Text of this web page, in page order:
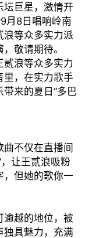
坛巨星，激情开
9月8日唱响岭南
浪等众多实力派
敬请期待。
贰浪等众多实力
里，在实力歌手
来的夏日“多巴
曲不仅在直播间
让王贰浪吸粉
，但她的歌你一
逾越的地位，被
独具魅力，充满